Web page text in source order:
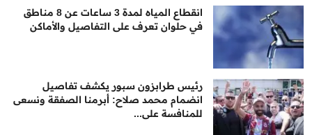
انقطاع المياه لمدة 3 ساعات عن 8 مناطق
في حلوان تعرف على التفاصيل والأماكن
رئيس طرابزون سبور يكشف تفاصيل
انضمام محمد صلاح: أبرمنا الصفقة ونسعى
للمنافسة على...